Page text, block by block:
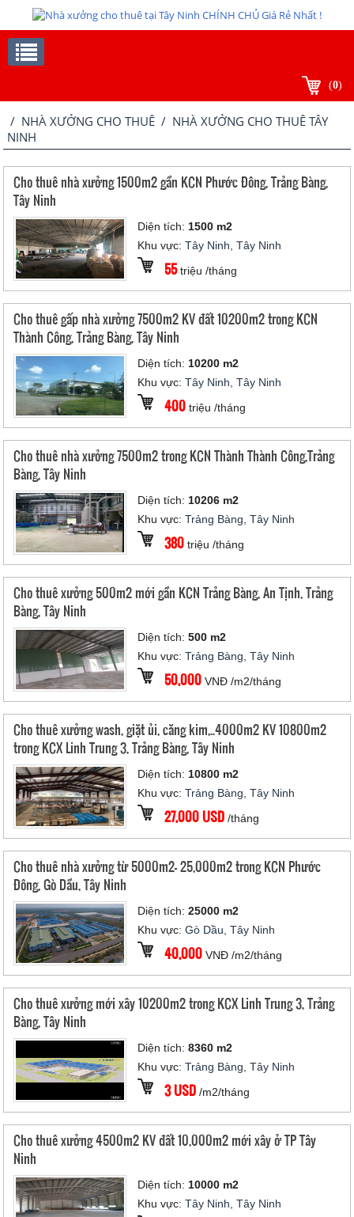
(0)
/ NHÀ XƯỞNG CHO THUÊ / NHÀ XƯỞNG CHO THUÊ TÂY
NINH
Cho thuê nhà xưởng 1500m2 gần KCN Phước Đông, Trảng Bàng,
Tây Ninh
Diện tích: 1500 m2
Khu vực:Tây Ninh, Tây Ninh
55triệu /tháng
Cho thuê gấp nhà xưởng 7500m2 KV đất 10200m2 trong KCN
Thành Công, Trảng Bàng, Tây Ninh
Diện tích: 10200 m2
Khu vực:Tây Ninh, Tây Ninh
400 triệu /tháng
Cho thuê nhà xưởng 7500m2 trong KCN Thành Thành Công,Trảng
Bàng, Tây Ninh
Diện tích: 10206 m2
Khu vực:Trảng Bàng, Tây Ninh
380 triệu /tháng
Cho thuê xưởng 500m2 mới gần KCN Trảng Bàng, An Tịnh, Trảng
Bàng, Tây Ninh
Diện tích:500 m2
Khu vực:Trảng Bàng, Tây Ninh
50,000 VNĐ /m2/tháng
Cho thuê xưởng wash, giặt ủi, căng kim,..4000m2 KV 10800m2
trong KCX Linh Trung 3, Trảng Bàng, Tây Ninh
Diện tích: 10800 m2
Khu vực:Trảng Bàng, Tây Ninh
27,000 USD /tháng
Cho thuê nhà xưởng từ 5000m2- 25,000m2 trong KCN Phước
Đông, Gò Dầu, Tây Ninh
Diện tích:25000 m2
Khu vực:Gò Dầu, Tây Ninh
40,000 VNĐ /m2/tháng
Cho thuê xưởng mới xây 10200m2 trong KCX Linh Trung 3, Trảng
Bàng, Tây Ninh
Diện tích:8360 m2
Khu vực:Trảng Bàng, Tây Ninh
3 USD /m2/tháng
Cho thuê xưởng 4500m2 KV đất 10,000m2 mới xây ở TP Tây
Ninh
Diện tích: 10000 m2
Khu vực:Tây Ninh, Tây Ninh